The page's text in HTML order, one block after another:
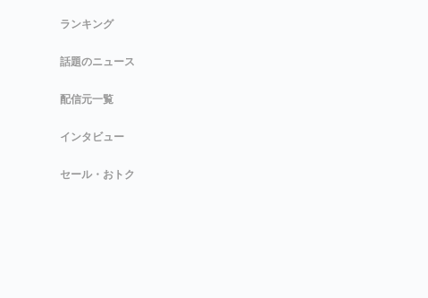
ランキング
話題のニュース
配信元一覧
インタビュー
セール・おトク